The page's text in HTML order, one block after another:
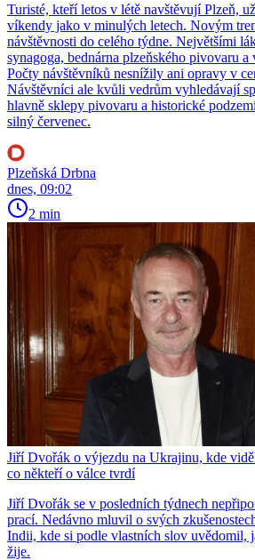
Turisté, kteří letos v létě navštěvují Plzeň,
víkendy jako v minulých letech. Novým
návštěvnosti do celého týdne. Největšími
synagoga, bednárna plzeňského pivovaru
Počty návštěvníků nesnížily ani opravy v
Návštěvníci ale kvůli vedrům vyhledávají
hlavně sklepy pivovaru a historické
silný červenec.
Plzeňská Drbna
dnes, 09:02
2 min
Jiří Dvořák o výjezdu na Ukrajinu, kde
co někteří o válce tvrdí
Jiří Dvořák se v posledních týdnech
prací. Nedávno mluvil o svých
Indii, kde si podle vlastních slov uvědomil,
žije.